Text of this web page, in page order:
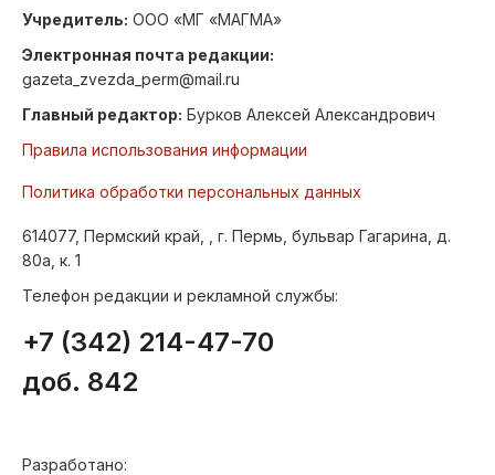
Учредитель: ООО «МГ «МАГМА»
Электронная почта редакции:
gazeta_zvezda_perm@mail.ru
Главный редактор: Бурков Алексей Александрович
Правила использования информации
Политика обработки персональных данных
614077, Пермский край, , г. Пермь, бульвар Гагарина, д.
80а, к. 1
Телефон редакции и рекламной службы:
+7 (342) 214-47-70
доб. 842
Разработано: